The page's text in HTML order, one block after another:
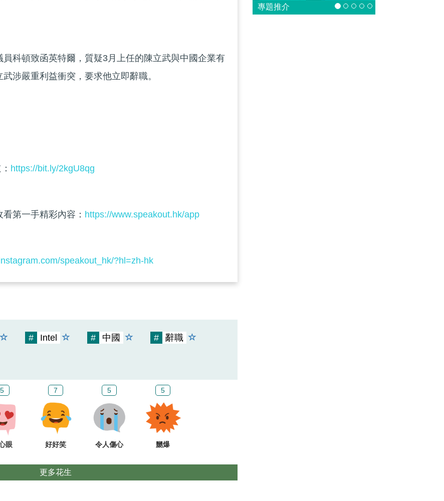
科頓致函英特爾，質疑3月上任的陳立武與中國企業有
涉嚴重利益衝突，要求他立即辭職。
https://bit.ly/2kgU8qg
第一手精彩內容： https://www.speakout.hk/app
speakout_hk/?hl=zh-hk
# Intel # 中國 # 辭職
5
眼
7
好好笑
5
令人傷心
5
嬲爆
更多花生
專題推介